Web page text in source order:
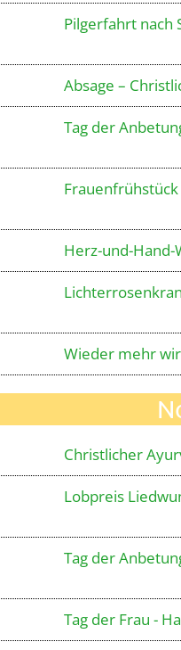
Pilgerfahrt nach
Absage –
Tag der
Frauenfrühstück
Herz-und-Hand-
Wieder mehr
Christlicher
Lobpreis
Tag der
Tag der Frau -